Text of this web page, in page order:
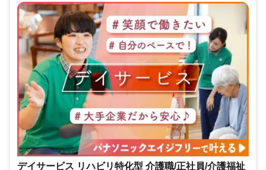
デイサービス リハビリ特化型 介護職/正社員/介護福祉